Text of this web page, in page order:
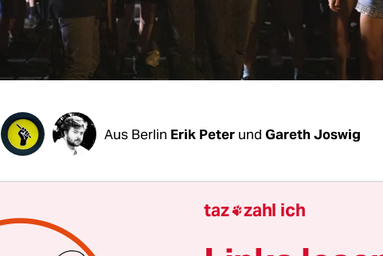
Aus Berlin Erik Peter und Gareth Joswig
Soeben hat die Nachricht die Runde gemacht, dass
Gerichtsvollzieher um 8.30 Uhr die Kiezkneipe
Neukölln erreicht hat, da eskaliert für wenige
taz zahl ich